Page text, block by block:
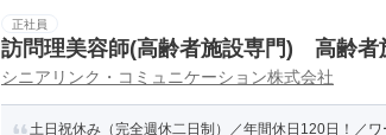
正社員
訪問理美容師(高齢者施設専門) 高齢者
シニアリンク・コミュニケーション株式会社
土日祝休み（完全週休二日制）／年間休日120日！／